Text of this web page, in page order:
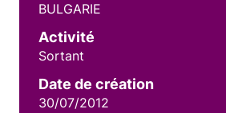
BULGARIE
Activité
Sortant
Date de création
30/07/2012